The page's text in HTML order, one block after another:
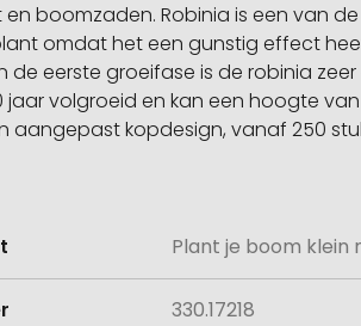
boomzaden. Robinia is een van
omdat het een gunstig effect
eerste groeifase is de robinia
volgroeid en kan een hoogte
kopdesign, vanaf 250
Plant je boom klein
330.17218